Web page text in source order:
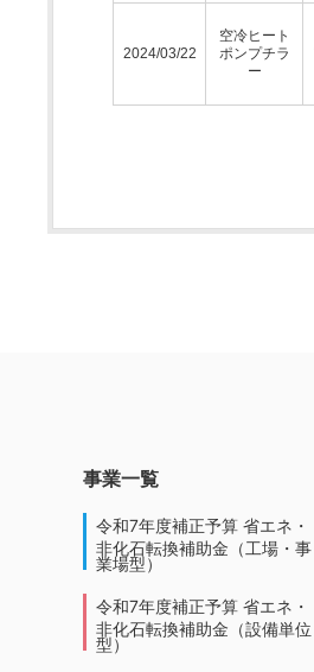
2024/03/22
空冷ヒート
ポンプチラ
ー
事業一覧
令和7年度補正予算 省エネ・
非化石転換補助金（工場・事
業場型）
令和7年度補正予算 省エネ・
非化石転換補助金（設備単位
型）